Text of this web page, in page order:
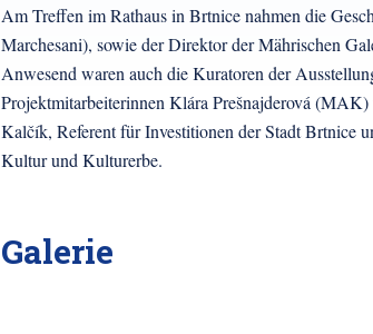
Am Treffen im Rathaus in Brtnice nahmen die
Marchesani), sowie der Direktor der Mährischen
Anwesend waren auch die Kuratoren der
Projektmitarbeiterinnen Klára Prešnajderová
Kalčík, Referent für Investitionen der Stadt Brtnice
Kultur und Kulturerbe.
Galerie